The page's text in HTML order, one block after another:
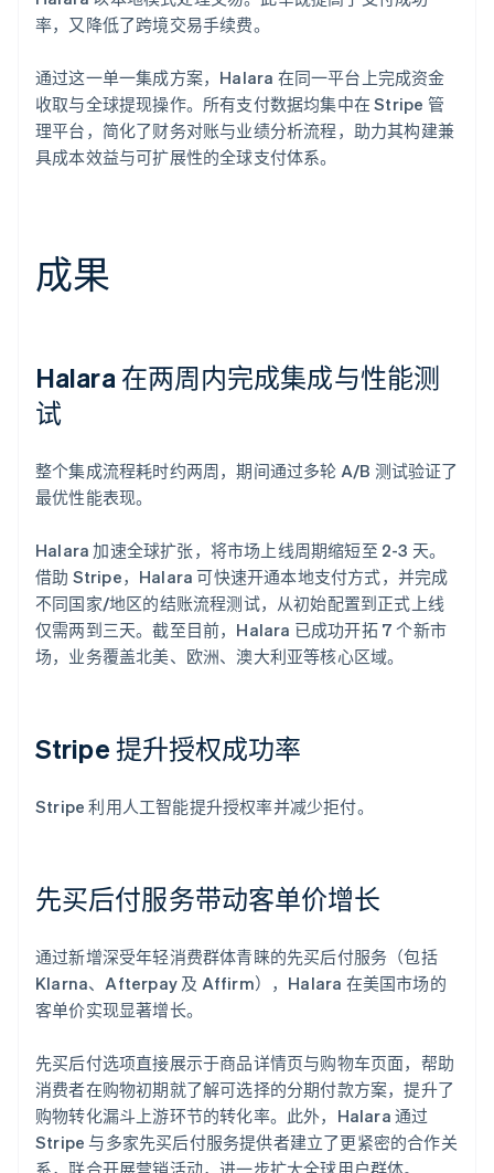
率，又降低了跨境交易手续费。
通过这一单一集成方案，Halara 在同一平台上完成资金
收取与全球提现操作。所有支付数据均集中在 Stripe 管
理平台，简化了财务对账与业绩分析流程，助力其构建兼
具成本效益与可扩展性的全球支付体系。
成果
Halara 在两周内完成集成与性能测
试
整个集成流程耗时约两周，期间通过多轮 A/B 测试验证了
最优性能表现。
Halara 加速全球扩张，将市场上线周期缩短至 2-3 天。
借助 Stripe，Halara 可快速开通本地支付方式，并完成
不同国家/地区的结账流程测试，从初始配置到正式上线
仅需两到三天。截至目前，Halara 已成功开拓 7 个新市
场，业务覆盖北美、欧洲、澳大利亚等核心区域。
Stripe 提升授权成功率
Stripe 利用人工智能提升授权率并减少拒付。
先买后付服务带动客单价增长
通过新增深受年轻消费群体青睐的先买后付服务（包括
Klarna、Afterpay 及 Affirm），Halara 在美国市场的
客单价实现显著增长。
先买后付选项直接展示于商品详情页与购物车页面，帮助
消费者在购物初期就了解可选择的分期付款方案，提升了
购物转化漏斗上游环节的转化率。此外，Halara 通过
Stripe 与多家先买后付服务提供者建立了更紧密的合作关
系，联合开展营销活动，进一步扩大全球用户群体。